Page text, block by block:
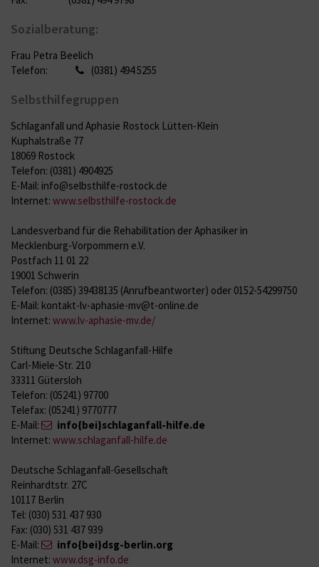
Sozialberatung:
Frau Petra Beelich
Telefon:
(0381) 494 5255
Selbsthilfegruppen
Schlaganfall und Aphasie Rostock Lütten-Klein
Kuphalstraße 77
18069 Rostock
Telefon: (0381) 4904925
E-Mail: info@selbsthilfe-rostock.de
Internet: www.selbsthilfe-rostock.de
Landesverband für die Rehabilitation der Aphasiker in
Mecklenburg-Vorpommern e.V.
Postfach 11 01 22
19001 Schwerin
Telefon: (0385) 39438135 (Anrufbeantworter) oder 0152-54299750
E-Mail: kontakt-lv-aphasie-mv@t-online.de
Internet: www.lv-aphasie-mv.de/
Stiftung Deutsche Schlaganfall-Hilfe
Carl-Miele-Str. 210
33311 Gütersloh
Telefon: (05241) 97700
Telefax: (05241) 9770777
E-Mail:
info{bei}schlaganfall-hilfe.de
Internet: www.schlaganfall-hilfe.de
Deutsche Schlaganfall-Gesellschaft
Reinhardtstr. 27C
10117 Berlin
Tel: (030) 531 437 930
Fax: (030) 531 437 939
E-Mail:
info{bei}dsg-berlin.org
Internet: www.dsg-info.de